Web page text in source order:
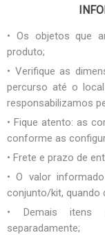
• Os objetos que
produto;
• Verifique as
percurso até o
responsabilizamos
• Fique atento: as
conforme as
• Frete e prazo de
• O valor
conjunto/kit, quando
• Demais itens
separadamente;